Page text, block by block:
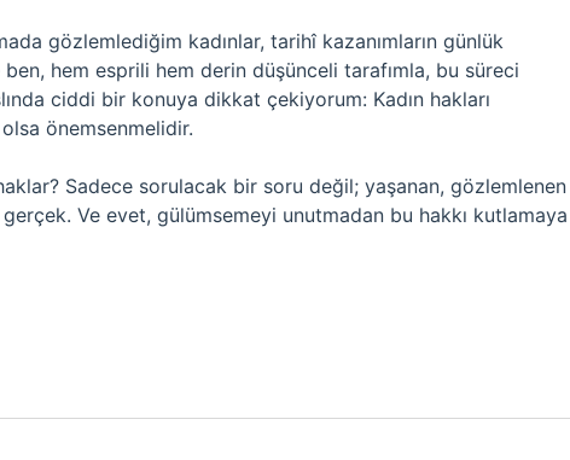
gözlemlediğim kadınlar, tarihî kazanımların günlük
ben, hem esprili hem derin düşünceli tarafımla, bu süreci
ciddi bir konuya dikkat çekiyorum: Kadın hakları
önemsenmelidir.
Sadece sorulacak bir soru değil; yaşanan, gözlemlenen
Ve evet, gülümsemeyi unutmadan bu hakkı kutlamaya